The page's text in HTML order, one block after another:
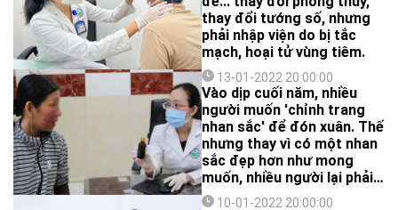
thay đổi tướng số, nhưng
phải nhập viện do bị tắc
mạch, hoại tử vùng tiêm.
13-01-2022 20:00:00
Vào dịp cuối năm, nhiều
người muốn 'chỉnh trang
nhan sắc' để đón xuân. Thế
nhưng thay vì có một nhan
sắc đẹp hơn như mong
muốn, nhiều người lại phải
đến Bệnh viện Da liễu
10-01-2022 20:00:00